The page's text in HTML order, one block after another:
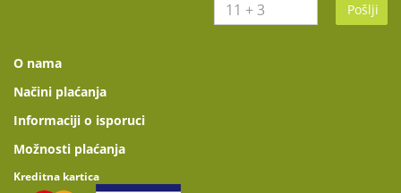
Pošlji
O nama
Načini plaćanja
Informaciji o isporuci
Možnosti plaćanja
Kreditna kartica